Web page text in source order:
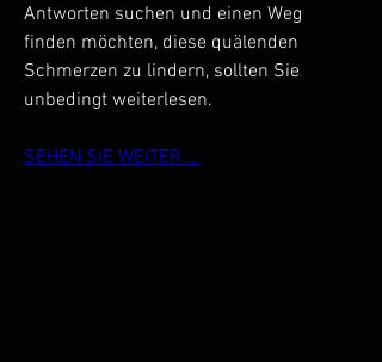
Antworten suchen und einen Weg
finden möchten, diese quälenden
Schmerzen zu lindern, sollten Sie
unbedingt weiterlesen.
SEHEN SIE WEITER ...